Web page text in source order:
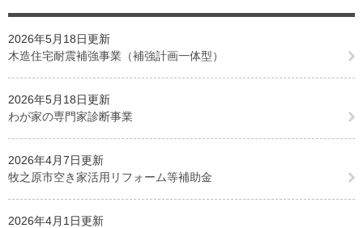
へ
2026年5月18日更新
木造住宅耐震補強事業（補強計画一体型）
2026年5月18日更新
わが家の専門家診断事業
2026年4月7日更新
牧之原市空き家活用リフォーム等補助金
2026年4月1日更新